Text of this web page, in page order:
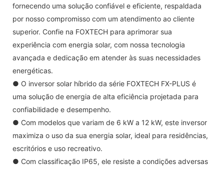
fornecendo uma solução confiável e eficiente, respaldada
por nosso compromisso com um atendimento ao cliente
superior. Confie na FOXTECH para aprimorar sua
experiência com energia solar, com nossa tecnologia
avançada e dedicação em atender às suas necessidades
energéticas.
● O inversor solar híbrido da série FOXTECH FX-PLUS é
uma solução de energia de alta eficiência projetada para
confiabilidade e desempenho.
● Com modelos que variam de 6 kW a 12 kW, este inversor
maximiza o uso da sua energia solar, ideal para residências,
escritórios e uso recreativo.
● Com classificação IP65, ele resiste a condições adversas